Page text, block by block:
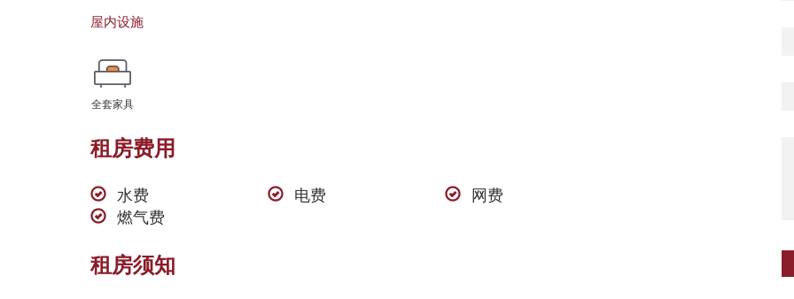
屋内设施
全套家具
租房费用
水费 电费
网费
燃气费
租房须知